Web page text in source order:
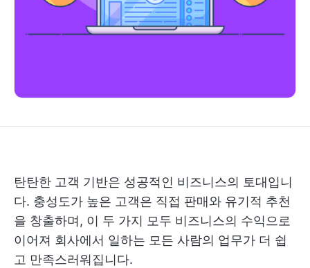
탄탄한 고객 기반은 성공적인 비즈니스의 토대입니
다. 충성도가 높은 고객은 직접 판매와 유기적 추천
을 창출하며, 이 두 가지 모두 비즈니스의 수익으로
이어져 회사에서 일하는 모든 사람의 업무가 더 쉽
고 만족스러워집니다.